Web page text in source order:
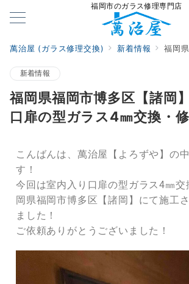
福岡市のガラス修理専門店
萬治屋 (ガラス修理交換) 新着情報 福岡県福岡市博多
新着情報
福岡県福岡市博多区【諸岡
口扉の型ガラス4㎜交換・
こんばんは、萬治屋【よろずや】の
す！
今回は室内入り口扉の型ガラス4㎜交
岡県福岡市博多区【諸岡】にて施工
ました！
ご依頼ありがとうございました！